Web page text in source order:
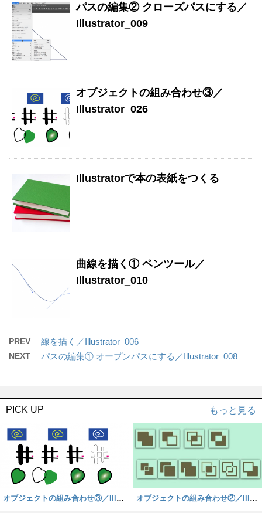
パスの編集② クローズパスにする／
Illustrator_009
オブジェクトの組み合わせ③／
Illustrator_026
Illustratorで本の表紙をつくる
曲線を描く① ペンツール／
Illustrator_010
PREV 線を描く／Illustrator_006
NEXT パスの編集① オープンパスにする／Illustrator_008
PICK UP もっと見る
オブジェクトの組み合わせ③／Illust オブジェクトの組み合わせ②／Illust